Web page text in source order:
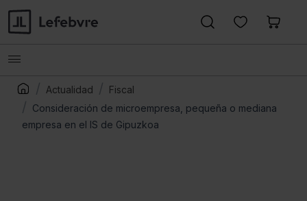
Actualidad
Fiscal
Consideración de microempresa, pequeña o mediana
empresa en el IS de Gipuzkoa